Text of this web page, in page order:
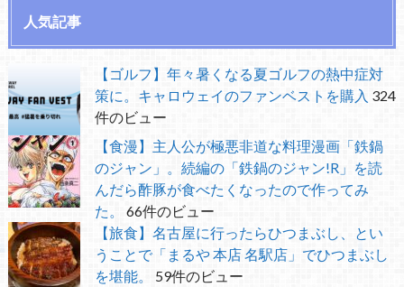
人気記事
【ゴルフ】年々暑くなる夏ゴルフの熱中症対
策に。キャロウェイのファンベストを購入 324
件のビュー
【食漫】主人公が極悪非道な料理漫画「鉄鍋
のジャン」。続編の「鉄鍋のジャン!R」を読
んだら酢豚が食べたくなったので作ってみ
た。
66件のビュー
【旅食】名古屋に行ったらひつまぶし、とい
うことで「まるや 本店 名駅店」でひつまぶし
を堪能。
59件のビュー